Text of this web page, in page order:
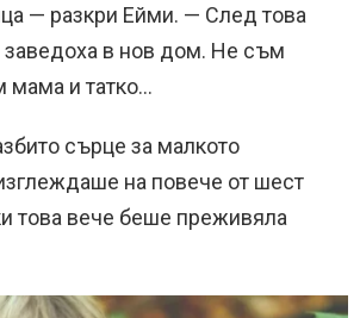
— разкри Ейми. — След това
заведоха в нов дом. Не съм
мама и татко…
сърце за малкото
на повече от шест
това вече беше преживяла